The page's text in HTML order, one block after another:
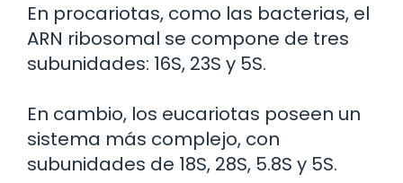
En procariotas, como las bacterias, el
ARN ribosomal se compone de tres
subunidades: 16S, 23S y 5S.
En cambio, los eucariotas poseen un
sistema más complejo, con
subunidades de 18S, 28S, 5.8S y 5S.